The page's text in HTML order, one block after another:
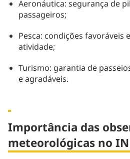
Aeronáutica: segurança de
passageiros;
Pesca: condições favoráveis
atividade;
Turismo: garantia de
e agradáveis.
Importância das
meteorológicas no